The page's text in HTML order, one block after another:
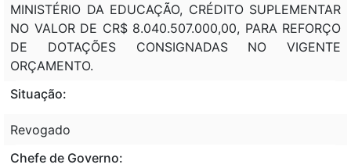
MINISTÉRIO DA EDUCAÇÃO, CRÉDITO SUPLEMENTAR
NO VALOR DE CR$ 8.040.507.000,00, PARA REFORÇO
DE DOTAÇÕES CONSIGNADAS NO VIGENTE
ORÇAMENTO.
Situação:
Revogado
Chefe de Governo: